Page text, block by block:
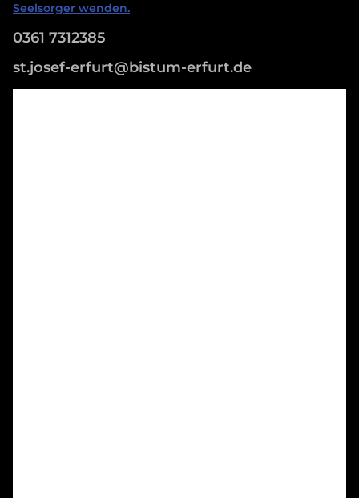
Seelsorger wenden.
0361 7312385
st.josef-erfurt@bistum-erfurt.de